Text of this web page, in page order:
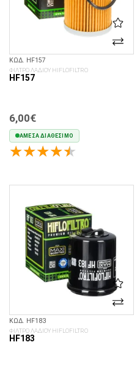
ΚΩΔ. HF157
ΦΙΛΤΡΟ ΛΑΔΙΟΥ HIFLOFILTRO
HF157
6,00€
ΆΜΕΣΑ ΔΙΑΘΈΣΙΜΟ
ΚΩΔ. HF183
ΦΙΛΤΡΟ ΛΑΔΙΟΥ HIFLOFILTRO
HF183